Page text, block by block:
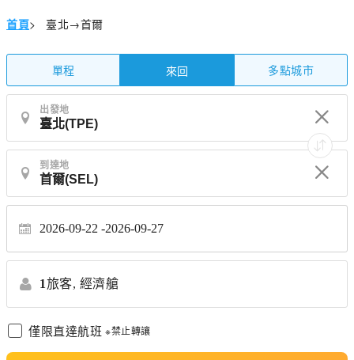
首頁> 臺北→首爾
單程 來回 多點城市
出發地
到達地
2026-09-22 2026-09-27
1旅客, 經濟艙
僅限直達航班 ※禁止轉讓